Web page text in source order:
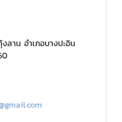
ลาน อำเภอบางปะอิน